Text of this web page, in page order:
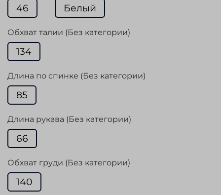
46 Белый
Обхват талии (Без категории)
134
Длина по спинке (Без категории)
85
Длина рукава (Без категории)
66
Обхват груди (Без категории)
140